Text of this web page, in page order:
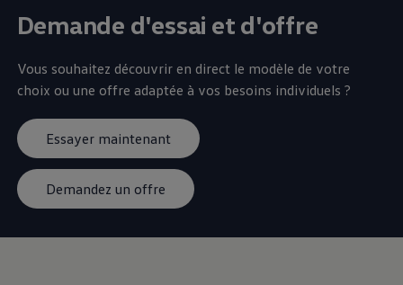
Demande d'essai et d'offre
Vous souhaitez découvrir en direct le modèle de votre
choix ou une offre adaptée à vos besoins individuels ?
Essayer maintenant
Demandez un offre